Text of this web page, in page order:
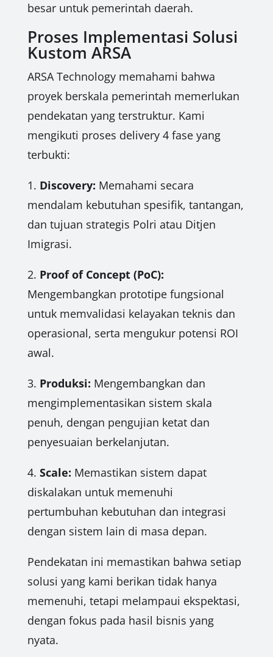
besar untuk pemerintah daerah.
Proses Implementasi Solusi
Kustom ARSA
ARSA Technology memahami bahwa
proyek berskala pemerintah memerlukan
pendekatan yang terstruktur. Kami
mengikuti proses delivery 4 fase yang
terbukti:
1. Discovery: Memahami secara
mendalam kebutuhan spesifik, tantangan,
dan tujuan strategis Polri atau Ditjen
Imigrasi.
2. Proof of Concept (PoC):
Mengembangkan prototipe fungsional
untuk memvalidasi kelayakan teknis dan
operasional, serta mengukur potensi ROI
awal.
3. Produksi: Mengembangkan dan
mengimplementasikan sistem skala
penuh, dengan pengujian ketat dan
penyesuaian berkelanjutan.
4. Scale: Memastikan sistem dapat
diskalakan untuk memenuhi
pertumbuhan kebutuhan dan integrasi
dengan sistem lain di masa depan.
Pendekatan ini memastikan bahwa setiap
solusi yang kami berikan tidak hanya
memenuhi, tetapi melampaui ekspektasi,
dengan fokus pada hasil bisnis yang
nyata.